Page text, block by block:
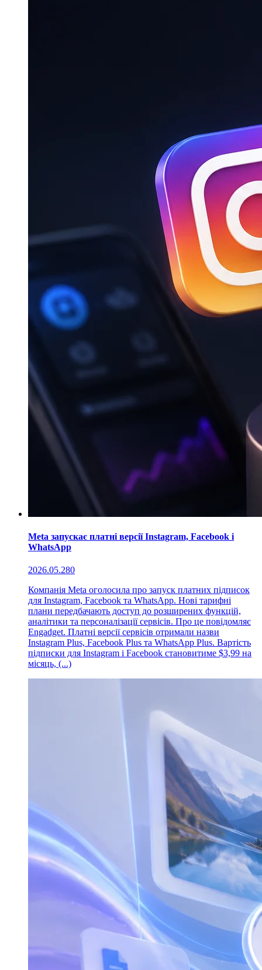
Meta запускає платні версії Instagram, Facebook і
WhatsApp
2026.05.280
Компанія Meta оголосила про запуск платних підписок
для Instagram, Facebook та WhatsApp. Нові тарифні
плани передбачають доступ до розширених функцій,
аналітики та персоналізації сервісів. Про це повідомляє
Engadget. Платні версії сервісів отримали назви
Instagram Plus, Facebook Plus та WhatsApp Plus. Вартість
підписки для Instagram і Facebook становитиме $3,99 на
місяць, (...)